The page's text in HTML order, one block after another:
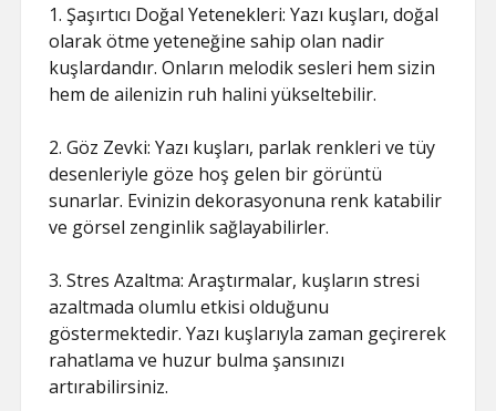
1. Şaşırtıcı Doğal Yetenekleri: Yazı kuşları, doğal
olarak ötme yeteneğine sahip olan nadir
kuşlardandır. Onların melodik sesleri hem sizin
hem de ailenizin ruh halini yükseltebilir.
2. Göz Zevki: Yazı kuşları, parlak renkleri ve tüy
desenleriyle göze hoş gelen bir görüntü
sunarlar. Evinizin dekorasyonuna renk katabilir
ve görsel zenginlik sağlayabilirler.
3. Stres Azaltma: Araştırmalar, kuşların stresi
azaltmada olumlu etkisi olduğunu
göstermektedir. Yazı kuşlarıyla zaman geçirerek
rahatlama ve huzur bulma şansınızı
artırabilirsiniz.